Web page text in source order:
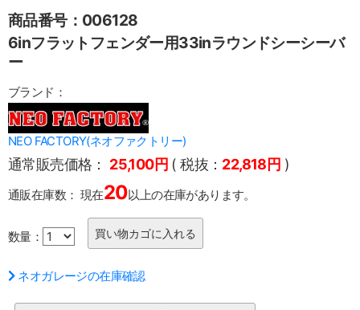
商品番号：006128
6inフラットフェンダー用33inラウンドシーシーバ
ー
ブランド：
NEO FACTORY(ネオファクトリー)
通常販売価格： 25,100円 ( 税抜： 22,818円 )
通販在庫数： 現在20以上の在庫があります。
数量：
ネオガレージの在庫確認